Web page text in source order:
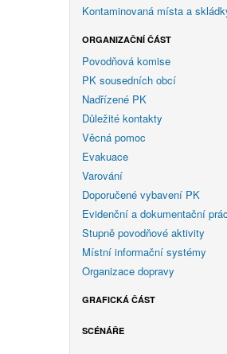
Kontaminovaná místa a
ORGANIZAČNÍ ČÁST
Povodňová komise
PK sousedních obcí
Nadřízené PK
Důležité kontakty
Věcná pomoc
Evakuace
Varování
Doporučené vybavení PK
Evidenční a dokumentační
Stupně povodňové aktivity
Místní informační systémy
Organizace dopravy
GRAFICKÁ ČÁST
SCÉNÁŘE